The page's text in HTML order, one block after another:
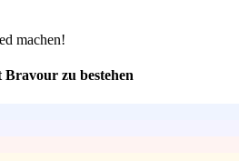
machen!
zu bestehen